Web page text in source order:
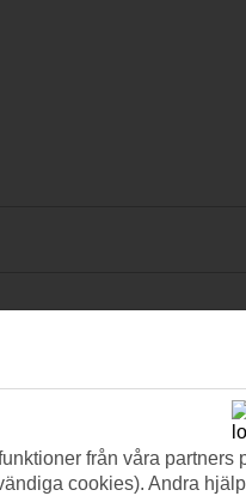
från våra
cookies). Andra